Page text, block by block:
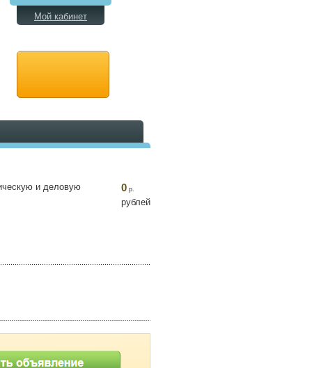
Мой кабинет
и деловую 0 р.
рублей